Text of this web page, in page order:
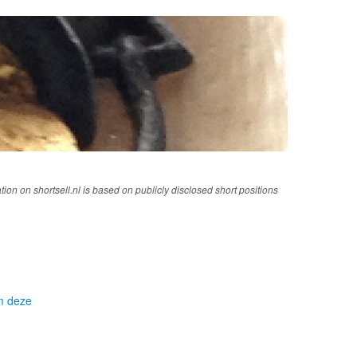
on shortsell.nl is based on publicly disclosed short positions
deze